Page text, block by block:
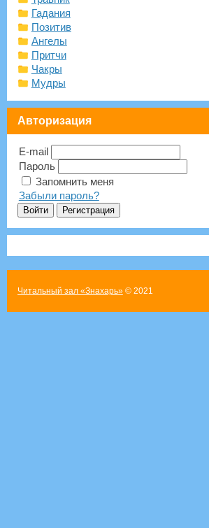
Гадания
Позитив
Ангелы
Притчи
Чакры
Мудры
Авторизация
E-mail
Пароль
Запомнить меня
Забыли пароль?
Читальный зал «Знахарь»© 2021